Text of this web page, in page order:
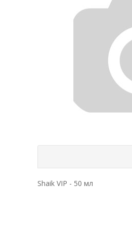
Shaik VIP - 50 мл